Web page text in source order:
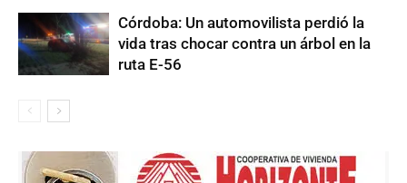
Córdoba: Un automovilista perdió la
vida tras chocar contra un árbol en la
ruta E-56